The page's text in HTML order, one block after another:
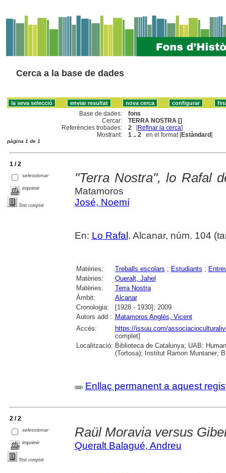
Cerca a la base de dades
Base de dades:
fons
Cercar:
TERRA NOSTRA []
Referències trobades:
2 [Refinar la cerca]
Mostrant:
1 .. 2 en el format [Estàndard]
pàgina 1 de 1
1 / 2
seleccionar
imprimir
Text complet
"Terra Nostra", lo Rafal
Matamoros
José, Noemí
En: Lo Rafal . Alcanar, núm. 104
Matèries: Treballs escolars ; Estudiants ;
Matèries:
Queralt, Jahel
Matèries:
Terra Nostra
Àmbit:
Alcanar
Cronologia:
[1928 - 1930]; 2009
Autors add.: Matamoros Anglès, Vicent
Accés:
https://issuu.com/
complet]
Localització: Biblioteca de Catalunya; UAB:
(Tortosa); Institut Ramon Muntaner;
Enllaç permanent a aquest
2 / 2
seleccionar
imprimir
Text complet
Raül Moravia versus
Queralt Balagué, Andreu